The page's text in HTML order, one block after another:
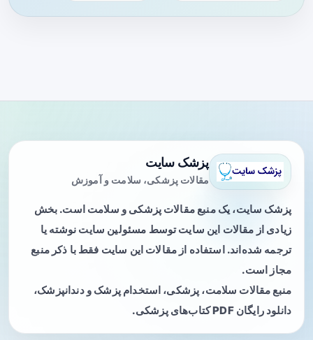
پزشک سایت
مقالات پزشکی، سلامت و آموزش
پزشک سایت، یک منبع مقالات پزشکی و سلامت است. بخش
زیادی از مقالات این سایت توسط مسئولین سایت نوشته یا
ترجمه شده‌اند. استفاده از مقالات این سایت فقط با ذکر منبع
مجاز است.
منبع مقالات سلامت، پزشکی، استخدام پزشک و دندانپزشک،
دانلود رایگان PDF کتاب‌های پزشکی.